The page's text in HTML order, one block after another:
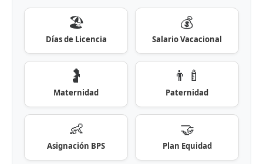
🏖️
Días de Licencia
💰
Salario Vacacional
🤰
Maternidad
👨‍🍼
Paternidad
👶
Asignación BPS
🤝
Plan Equidad